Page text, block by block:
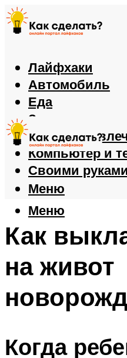
Лайфхаки
Автомобиль
Еда
Здоровье
Игры и
Компьютер и
Своими руками
Меню
Меню
Как
на живот
Когда